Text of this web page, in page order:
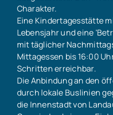
Charakter.
Eine Kindertagesstätte
Lebensjahr und eine
mit täglicher
Mittagessen bis 16:00
Schritten erreichbar.
Die Anbindung an den
durch lokale Buslinien
die Innenstadt von